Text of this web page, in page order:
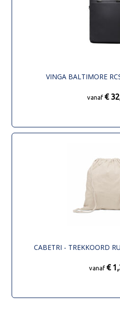
VINGA BALTIMORE
vanaf €
CABETRI - TREKKOORD
vanaf €